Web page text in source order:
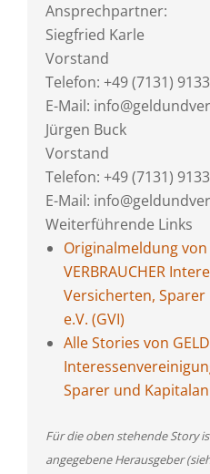
Ansprechpartner:
Siegfried Karle
Vorstand
Telefon: +49 (7131)
E-Mail:
Jürgen Buck
Vorstand
Telefon: +49 (7131)
E-Mail:
Weiterführende Links
Originalmeldung von
VERBRAUCHER
Versicherten,
e.V. (GVI)
Alle Stories von
Sparer und
Für die oben stehende Story
angegebene Herausgeber